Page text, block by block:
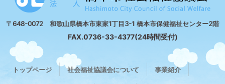
〒648-0072 和歌山県橋本市東家1丁目3-1 橋本市保健福祉センター2階
FAX.0736-33-4377(24時間受付)
トップページ 社会福祉協議会について 事業紹介